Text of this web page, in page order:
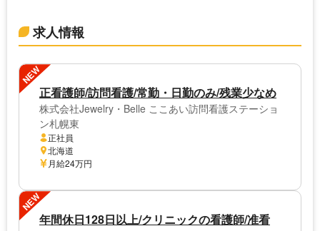
求人情報
NEW
正看護師/訪問看護/常勤・日勤のみ/残業少なめ
株式会社Jewelry・Belle ここあい訪問看護ステーショ
ン札幌東
正社員
北海道
月給24万円
NEW
年間休日128日以上/クリニックの看護師/准看